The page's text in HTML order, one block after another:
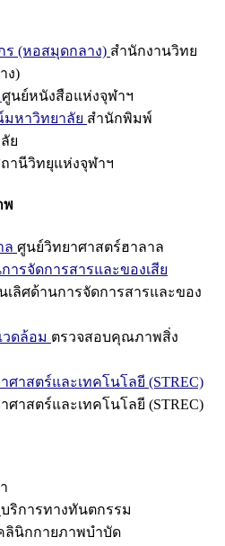
ร (หอสมุดกลาง) สำนักงานวิทย
ง)
ศูนย์หนังสือแห่งจุฬาฯ
หาวิทยาลัย สำนักพิมพ์
ย
านีวิทยุแห่งจุฬาฯ
พ
ล ศูนย์วิทยาศาสตร์ฮาลาล
ารจัดการสารและของเสีย
เลิศด้านการจัดการสารและของ
ดล้อม ตรวจสอบคุณภาพสิ่ง
ศาสตร์และเทคโนโลยี (STREC)
ศาสตร์และเทคโนโลยี (STREC)
บริการทางทันตกรรม
ลินิกกายภาพบำบัด